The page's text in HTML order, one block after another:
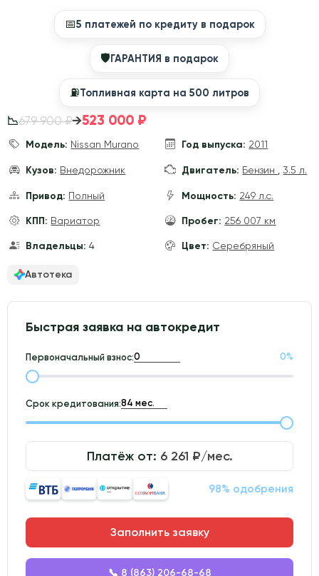
📅5 платежей по кредиту в подарок
🛡ГАРАНТИЯ в подарок
⛽️Топливная карта на 500 литров
📉679 900 ₽→523 000 ₽
Модель: Nissan Murano Год выпуска: 2011
Кузов: Внедорожник Двигатель: Бензин ,3.5 л.
Привод: Полный Мощность: 249 л.с.
КПП: Вариатор Пробег: 256 007 км
Владельцы: 4 Цвет: Серебряный
Автотека
Быстрая заявка на автокредит
Первоначальный взнос: 0%
Срок кредитования:
Платёж от: 6 261 ₽/мес.
98% одобрения
Заполнить заявку
📞 8 (863) 206-68-68